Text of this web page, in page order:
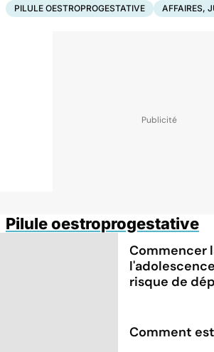
PILULE OESTROPROGESTATIVE AFFAIRES,
Pilule oestroprogestative
Commencer
risque de
Comment